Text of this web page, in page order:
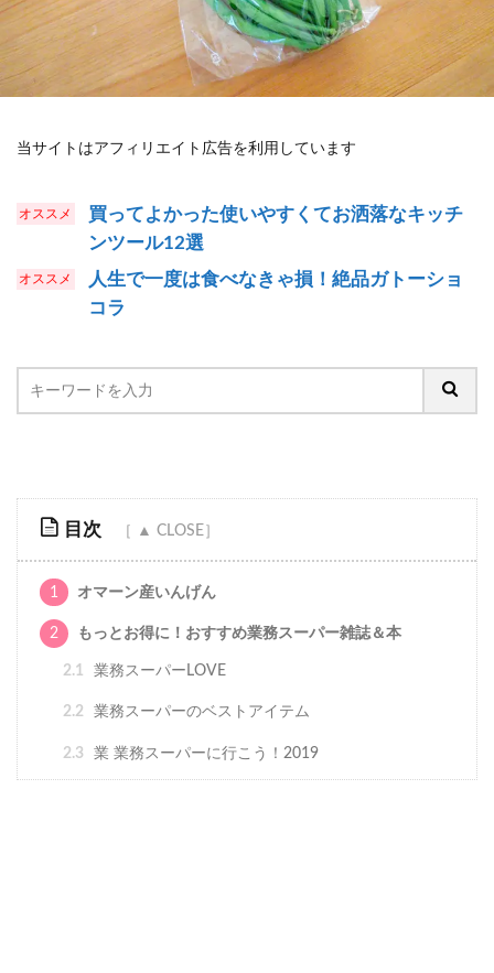
当サイトはアフィリエイト広告を利用しています
買ってよかった使いやすくてお洒落なキッチ
ンツール12選
人生で一度は食べなきゃ損！絶品ガトーショ
コラ
目次
1 オマーン産いんげん
2 もっとお得に！おすすめ業務スーパー雑誌＆本
2.1 業務スーパーLOVE
2.2 業務スーパーのベストアイテム
2.3 業 業務スーパーに行こう！2019